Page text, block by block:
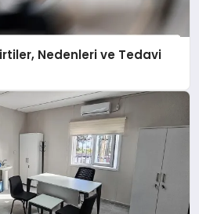
Nedenleri ve Tedavi